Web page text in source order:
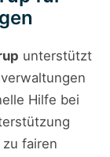
unterstützt
Hilfe bei
fairen